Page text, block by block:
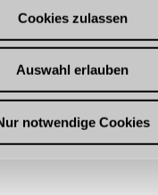
Cookies zulassen
Auswahl erlauben
notwendige Cookies